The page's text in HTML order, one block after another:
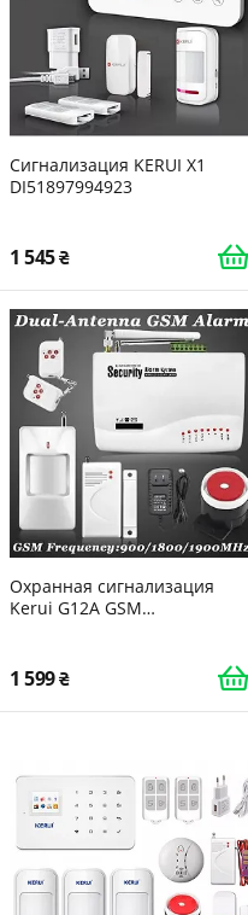
Сигнализация KERUI X1
DI51897994923
1 545
Охранная сигнализация
Kerui G12A GSM
быстрее
1 599